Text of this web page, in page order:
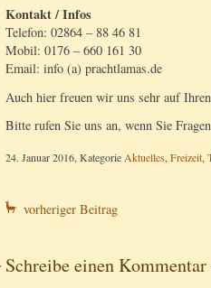
Kontakt / Infos
Telefon: 02864 – 88 46 81
Mobil: 0176 – 660 161 30
Email: info (a) prachtlamas.de
Auch hier freuen wir uns sehr auf
Bitte rufen Sie uns an, wenn Sie
24. Januar 2016, Kategorie Aktuelles Freizeit
vorheriger Beitrag
Schreibe einen Kommentar